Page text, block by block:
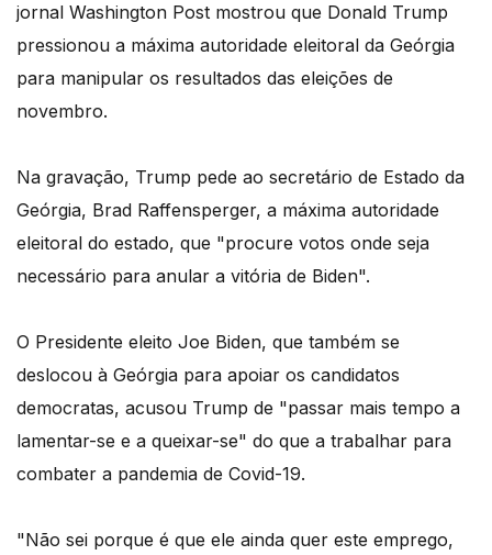
jornal Washington Post mostrou que Donald Trump
pressionou a máxima autoridade eleitoral da Geórgia
para manipular os resultados das eleições de
novembro.
Na gravação, Trump pede ao secretário de Estado da
Geórgia, Brad Raffensperger, a máxima autoridade
eleitoral do estado, que "procure votos onde seja
necessário para anular a vitória de Biden".
O Presidente eleito Joe Biden, que também se
deslocou à Geórgia para apoiar os candidatos
democratas, acusou Trump de "passar mais tempo a
lamentar-se e a queixar-se" do que a trabalhar para
combater a pandemia de Covid-19.
"Não sei porque é que ele ainda quer este emprego,